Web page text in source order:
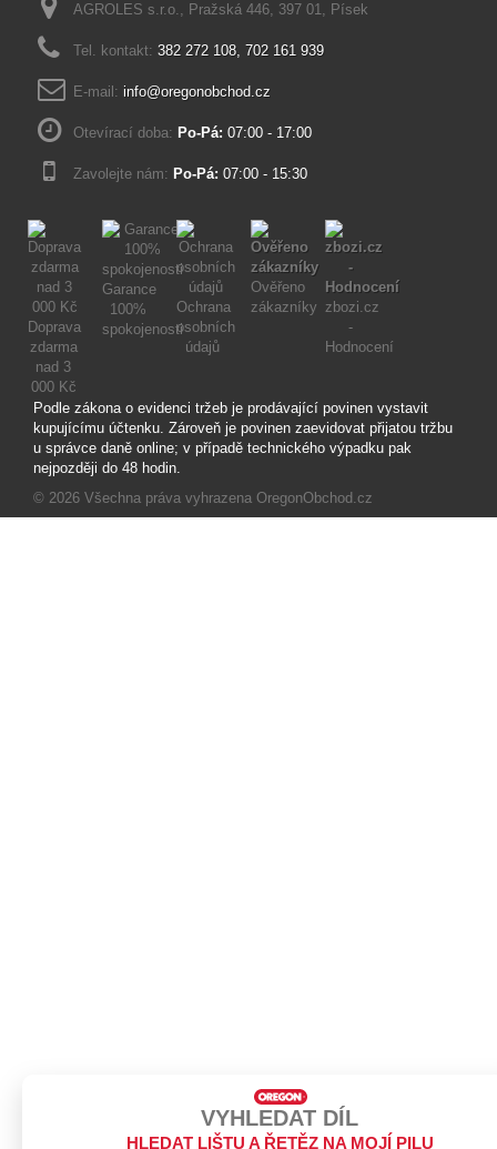
Podle zákona o evidenci tržeb je prodávající povinen vystavit
kupujícímu účtenku. Zároveň je povinen zaevidovat přijatou tržbu
u správce daně online; v případě technického výpadku pak
nejpozději do 48 hodin.
© 2026 Všechna práva vyhrazena OregonObchod.cz
AGROLES s.r.o., Pražská 446, 397 01, Písek
Tel. kontakt: 382 272 108, 702 161 939
E-mail: info@oregonobchod.cz
Otevírací doba: Po-Pá: 07:00 - 17:00
Zavolejte nám: Po-Pá: 07:00 - 15:30
Doprava
zdarma
nad 3
000 Kč
Garance
100%
spokojenosti
Ochrana
osobních
údajů
Ověřeno
zákazníky zbozi.cz
-
Hodnocení